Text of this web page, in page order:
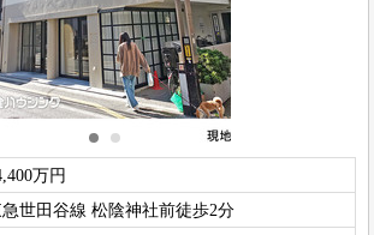
万円
世田谷線 松陰神社前徒歩2分